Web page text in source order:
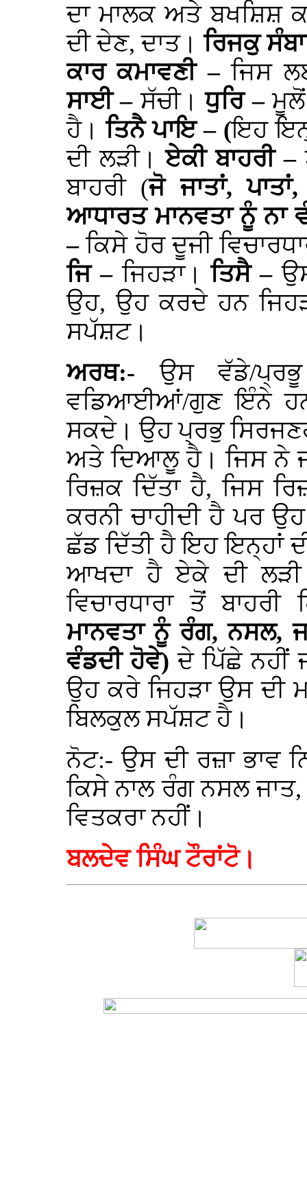
ਦਾ ਮਾਲਕ ਅਤੇ ਬਖਸ਼ਿਸ਼
ਦੀ ਦੇਣ, ਦਾਤ।ਰਿਜਕੁ
ਕਾਰ ਕਮਾਵਣੀ –ਜਿਸ
ਸਾਈ –ਸੱਚੀ।ਧੁਰਿ –
ਹੈ।ਤਿਨੈ ਪਾਇ – (ਇਹ
ਦੀ ਲੜੀ।ਏਕੀ ਬਾਹਰੀ –
ਬਾਹਰੀ (ਜੋ ਜਾਤਾਂ,
ਆਧਾਰਤ ਮਾਨਵਤਾ ਨੂੰ ਨਾ
–ਕਿਸੇ ਹੋਰ ਦੂਜੀ
ਜਿ –ਜਿਹੜਾ।ਤਿਸੈ –
ਉਹ, ਉਹ ਕਰਦੇ ਹਨ
ਸਪੱਸ਼ਟ।
ਅਰਥ:- ਉਸ ਵੱਡੇ/
ਵਡਿਆਈਆਂ/ਗੁਣ ਇੰਨੇ ਹਨ
ਸਕਦੇ। ਉਹ ਪ੍ਰਭੁ
ਅਤੇ ਦਿਆਲੂ ਹੈ। ਜਿਸ ਨੇ
ਰਿਜ਼ਕ ਦਿੱਤਾ ਹੈ, ਜਿਸ
ਕਰਨੀ ਚਾਹੀਦੀ ਹੈ ਪਰ
ਛੱਡ ਦਿੱਤੀ ਹੈ ਇਹ ਇਨ੍ਹਾਂ
ਆਖਦਾ ਹੈ ਏਕੇ ਦੀ ਲੜੀ
ਵਿਚਾਰਧਾਰਾ ਤੋਂ
ਮਾਨਵਤਾ ਨੂੰ ਰੰਗ, ਨਸਲ,
ਵੰਡਦੀ ਹੋਵੇ)ਦੇ ਪਿੱਛੇ ਨਹੀਂ
ਉਹ ਕਰੇ ਜਿਹੜਾ ਉਸ ਦੀ
ਬਿਲਕੁਲ ਸਪੱਸ਼ਟ ਹੈ।
ਨੋਟ:- ਉਸ ਦੀ ਰਜ਼ਾ ਭਾਵ
ਕਿਸੇ ਨਾਲ ਰੰਗ ਨਸਲ
ਵਿਤਕਰਾ ਨਹੀਂ।
ਬਲਦੇਵ ਸਿੰਘ ਟੌਰਾਂਟੋ।